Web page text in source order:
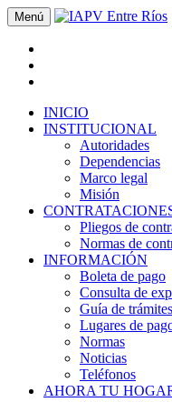
Menú
INICIO
INSTITUCIONAL
Autoridades
Dependencias
Marco legal
Misión
Pliegos de
Normas de
INFORMACIÓN
Boleta de pago
Consulta de
Guía de trámites
Lugares de
Normas
Noticias
Teléfonos
AHORA TU